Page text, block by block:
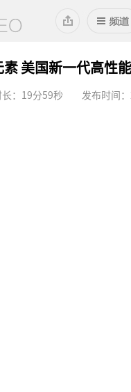
美国新一代高性
长：19分59秒 发布时间